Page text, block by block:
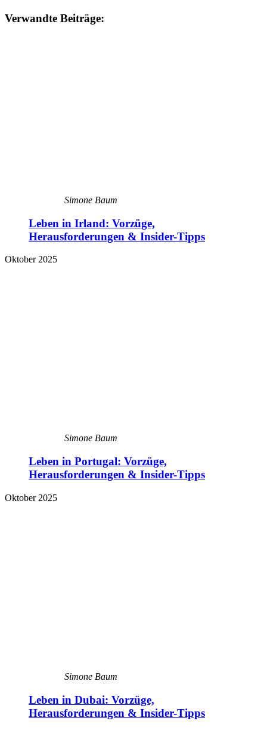
Verwandte Beiträge:
Simone Baum
Leben in Irland: Vorzüge,
Herausforderungen & Insider-Tipps
Oktober 2025
Simone Baum
Leben in Portugal: Vorzüge,
Herausforderungen & Insider-Tipps
Oktober 2025
Simone Baum
Leben in Dubai: Vorzüge,
Herausforderungen & Insider-Tipps